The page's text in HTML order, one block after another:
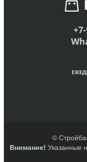
©
Внимание! Указанные